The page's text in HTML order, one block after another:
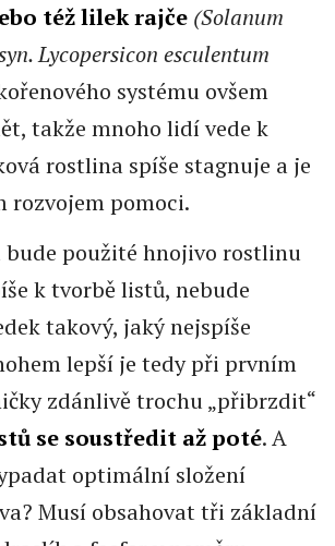
též lilek rajče(Solanum
Lycopersicon esculentum
systému ovšem
takže mnoho lidí vede k
rostlina spíše stagnuje a je
rozvojem pomoci.
bude použité hnojivo rostlinu
k tvorbě listů, nebude
takový, jaký nejspíše
lepší je tedy při prvním
zdánlivě trochu „přibrzdit“
se soustředit až poté. A
optimální složení
Musí obsahovat tři základní